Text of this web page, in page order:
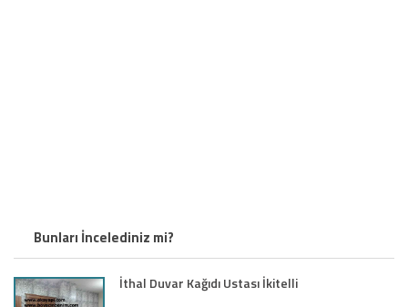
Bunları İncelediniz mi?
İthal Duvar Kağıdı Ustası İkitelli